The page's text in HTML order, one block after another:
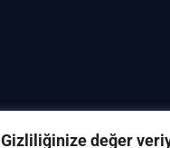
Gizliliğinize değer